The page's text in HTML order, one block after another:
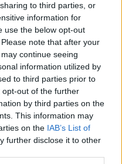
to third parties, or
information for
use the below opt-out
note that after your
continue seeing
information utilized by
to third parties prior to
out of the further
by third parties on the
This information may
on the IAB’s List of
further disclose it to other
egy összeállítást a
szövegeiből. Ön
leül a
- hallgatjuk a
megtudunk majd